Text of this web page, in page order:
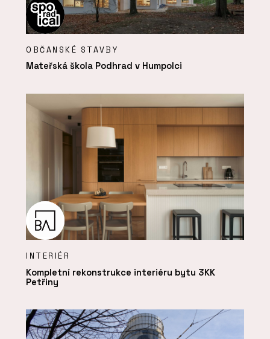
OBČANSKÉ STAVBY
Mateřská škola Podhrad v Humpolci
INTERIÉR
Kompletní rekonstrukce interiéru bytu 3KK
Petřiny